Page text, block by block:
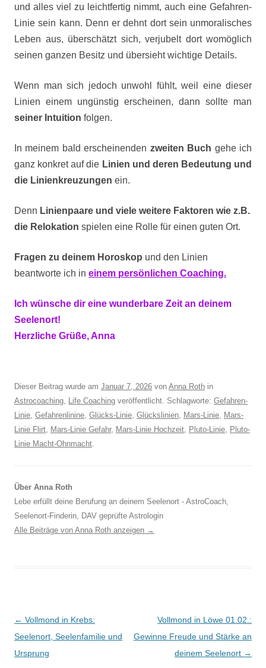
und alles viel zu leichtfertig nimmt, auch eine Gefahren-
Linie sein kann. Denn er dehnt dort sein unmoralisches
Leben aus, überschätzt sich, verjubelt dort womöglich
seinen ganzen Besitz und übersieht wichtige Details.
Wenn man sich jedoch unwohl fühlt, weil eine dieser
Linien einem ungünstig erscheinen, dann sollte man
seiner Intuition folgen.
In meinem bald erscheinenden zweiten Buch gehe ich
ganz konkret auf die Linien und deren Bedeutung und
die Linienkreuzungen ein.
Denn Linienpaare und viele weitere Faktoren wie z.B.
die Relokation spielen eine Rolle für einen guten Ort.
Fragen zu deinem Horoskop und den Linien
beantworte ich in einem persönlichen Coaching.
Ich wünsche dir eine wunderbare Zeit an deinem
Seelenort!
Herzliche Grüße, Anna
Dieser Beitrag wurde am Januar 7, 2026 von Anna Roth in
Astrocoaching, Life Coaching veröffentlicht. Schlagworte: Gefahren-
Linie, Gefahrenlinine, Glücks-Linie, Glückslinien, Mars-Linie, Mars-
Linie Flirt, Mars-Linie Gefahr, Mars-Linie Hochzeit, Pluto-Linie, Pluto-
Linie Macht-Ohnmacht.
Über Anna Roth
Lebe erfüllt deine Berufung an deinem Seelenort - AstroCoach,
Seelenort-Finderin, DAV geprüfte Astrologin
Alle Beiträge von Anna Roth anzeigen →
Beitragsnavigation
← Vollmond in Krebs:
Seelenort, Seelenfamilie und
Ursprung
Vollmond in Löwe 01.02.:
Gewinne Freude und Stärke an
deinem Seelenort →